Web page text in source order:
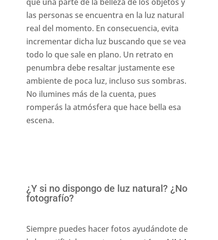
las personas se encuentra en la luz natural
real del momento. En consecuencia, evita
incrementar dicha luz buscando que se vea
todo lo que sale en plano. Un retrato en
penumbra debe resaltar justamente ese
ambiente de poca luz, incluso sus sombras.
No ilumines más de la cuenta, pues
romperás la atmósfera que hace bella esa
escena.
¿Y si no dispongo de luz natural? ¿No
fotografío?
Siempre puedes hacer fotos ayudándote de